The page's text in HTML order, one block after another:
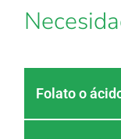
Folato o